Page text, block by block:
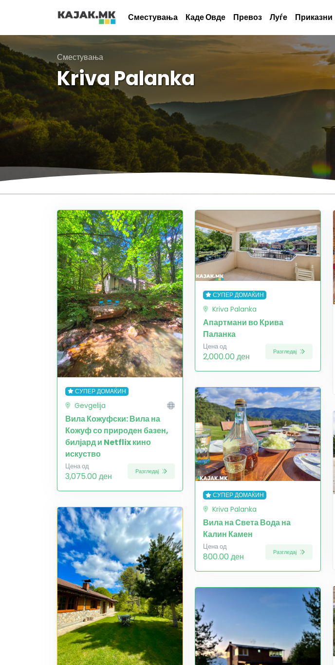
Сместувања Каде Овде Превоз Луѓе Приказни
Сместувања
Kriva Palanka
СУПЕР ДОМАЌИН
Gevgelija
Вила Кожуфски: Вила на
Кожуф со природен базен,
билјард и Netflix кино
искуство
Цена од
3,075.00 ден Разгледај
СУПЕР ДОМАЌИН
Kriva Palanka
Апартмани во Крива
Паланка
Цена од
2,000.00 ден Разгледај
СУПЕР ДОМАЌИН
Kriva Palanka
Вила на Света Вода на
Калин Камен
Цена од
800.00 ден Разгледај